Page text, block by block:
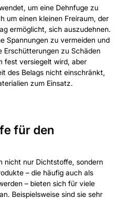
um eine Dehnfuge zu
um einen kleinen Freiraum, der
ermöglicht, sich auszudehnen.
Spannungen zu vermeiden und
Erschütterungen zu Schäden
fest versiegelt wird, aber
des Belags nicht einschränkt,
zum Einsatz.
für den
nicht nur Dichtstoffe, sondern
– die häufig auch als
– bieten sich für viele
Beispielsweise sind sie sehr